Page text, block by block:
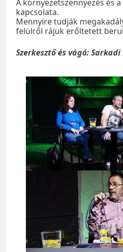
A környezetszennyezés és
kapcsolata.
Mennyire tudják
felülről rájuk erőltetett
Szerkesztő és vágó: